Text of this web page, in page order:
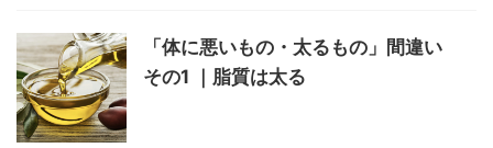
「体に悪いもの・太るもの」間違い
その1 ｜脂質は太る